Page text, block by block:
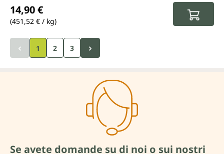
14,90 €
(451,52 € / kg)
1 2 3
Se avete domande su di noi o sui nostri